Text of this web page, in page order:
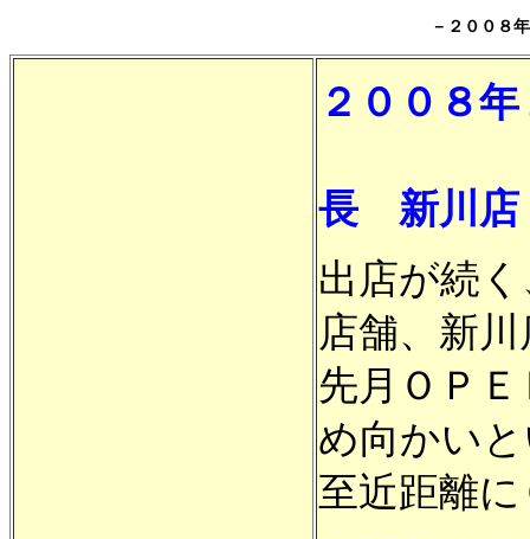
－２００８
２００８
長 新川店
出店が続
店舗、新
先月ＯＰ
め向かい
至近距離